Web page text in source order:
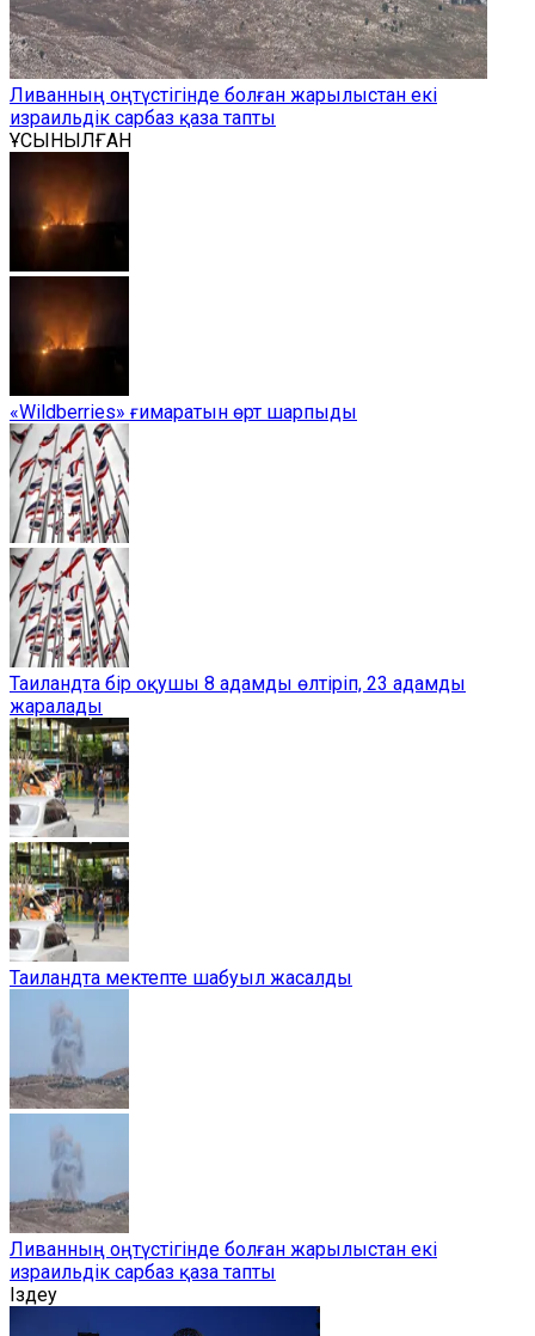
Ливанның оңтүстігінде болған жарылыстан екі
израильдік сарбаз қаза тапты
ҰСЫНЫЛҒАН
«Wildberries» ғимаратын өрт шарпыды
Таиландта бір оқушы 8 адамды өлтіріп, 23 адамды
жаралады
Таиландта мектепте шабуыл жасалды
Ливанның оңтүстігінде болған жарылыстан екі
израильдік сарбаз қаза тапты
Іздеу